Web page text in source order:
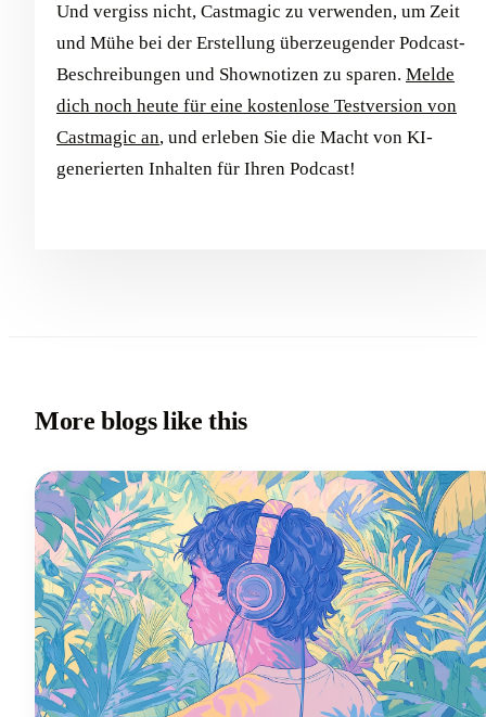
Und vergiss nicht, Castmagic zu verwenden, um Zeit
und Mühe bei der Erstellung überzeugender Podcast-
Beschreibungen und Shownotizen zu sparen. Melde
dich noch heute für eine kostenlose Testversion von
Castmagic an, und erleben Sie die Macht von KI-
generierten Inhalten für Ihren Podcast!
More blogs like this